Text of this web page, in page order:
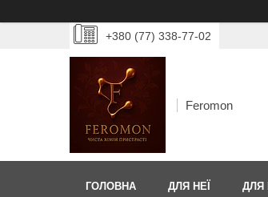
+380 (77) 338-77-02
Feromon
ГОЛОВНА ДЛЯ НЕЇ ДЛЯ